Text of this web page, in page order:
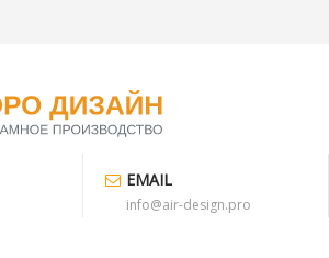
EMAIL
info@air-design.pro